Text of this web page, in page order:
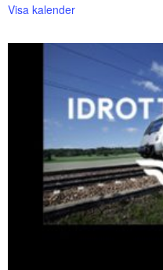
Visa kalender